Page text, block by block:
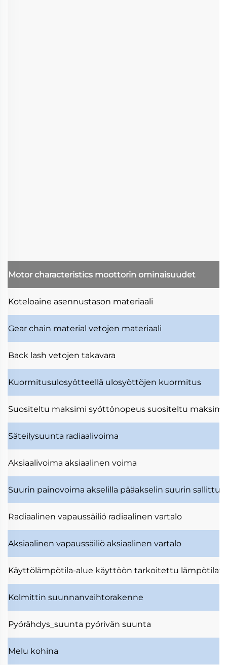
Motor characteristics moottorin ominaisuudet
Koteloaine asennustason materiaali
Gear chain material vetojen materiaali
Back lash vetojen takavara
Kuormitusulosyötteellä ulosyöttöjen kuormitus
Suositeltu maksimi syöttönopeus suositeltu
Säteilysuunta radiaalivoima
Aksiaalivoima aksiaalinen voima
Suurin painovoima akselilla pääakselin suurin sallittu
Radiaalinen vapaussäiliö radiaalinen vartalo
Aksiaalinen vapaussäiliö aksiaalinen vartalo
Käyttölämpötila-alue käyttöön tarkoitettu
Kolmittin suunnanvaihtorakenne
Pyörähdys_suunta pyörivän suunta
Melu kohina